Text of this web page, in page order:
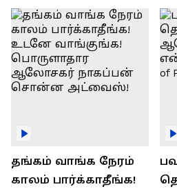
ராஜீவ் சந்தோஷம் !
தங்கம் வாங்க நேரம்
காலம் பார்க்காதீங்க!